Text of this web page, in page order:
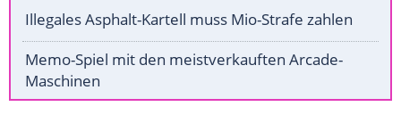
Illegales Asphalt-Kartell muss Mio-Strafe zahlen
Memo-Spiel mit den meistverkauften Arcade-
Maschinen